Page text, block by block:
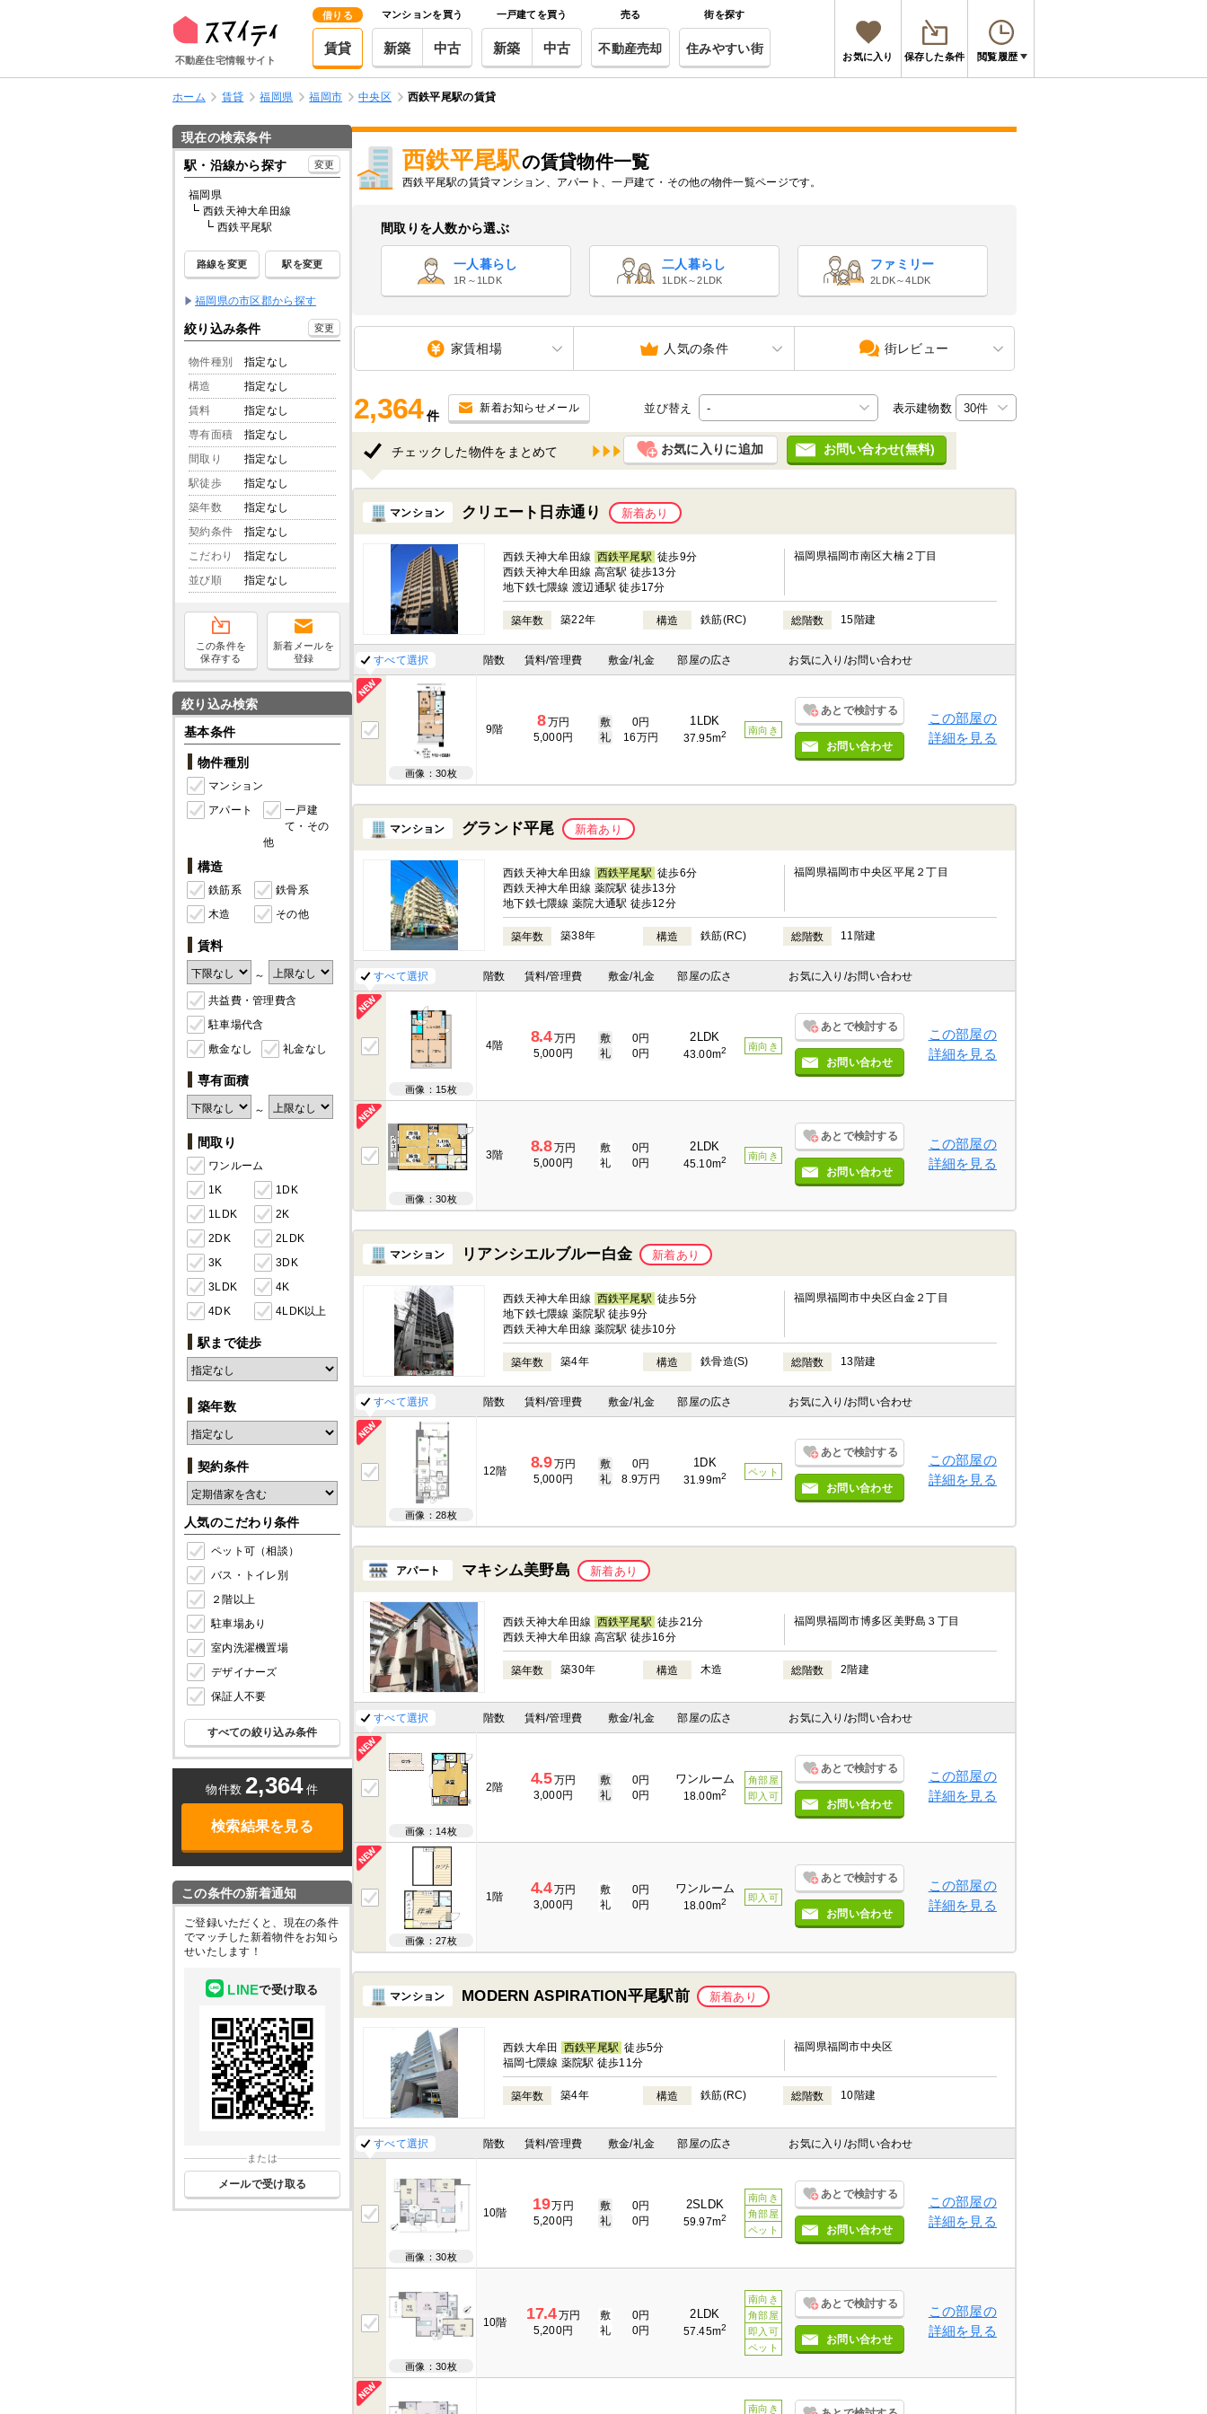
不動産住宅情報サイト
借りる
賃貸
マンションを買う
新築 中古
一戸建てを買う
新築 中古
売る
不動産売却
街を探す
住みやすい街
お気に入り 保存した条件 閲覧履歴
ホーム 賃貸 福岡県 福岡市 中央区 西鉄平尾駅の賃貸
現在の検索条件
駅・沿線から探す
変更
福岡県
西鉄天神大牟田線
西鉄平尾駅
路線を変更 駅を変更
福岡県の市区郡から探す
絞り込み条件 変更
物件種別
指定なし
構造
指定なし
賃料
指定なし
専有面積
指定なし
間取り
指定なし
駅徒歩
指定なし
築年数
指定なし
契約条件
指定なし
こだわり
指定なし
並び順
指定なし
この条件を
保存する
新着メールを
登録
絞り込み検索
基本条件
物件種別
マンション
アパート
一戸建
て・その
他
構造
鉄筋系
鉄骨系
木造
その他
賃料
～
共益費・管理費含
駐車場代含
敷金なし
礼金なし
専有面積
～
間取り
ワンルーム
1K
1DK
1LDK
2K
2DK
2LDK
3K
3DK
3LDK
4K
4DK
4LDK以上
駅まで徒歩
築年数
契約条件
人気のこだわり条件
ペット可（相談）
バス・トイレ別
２階以上
駐車場あり
室内洗濯機置場
デザイナーズ
保証人不要
すべての絞り込み条件
物件数 2,364 件
検索結果を見る
この条件の新着通知
ご登録いただくと、現在の条件
でマッチした新着物件をお知ら
せいたします！
LINEで受け取る
または
メールで受け取る
西鉄平尾駅の賃貸物件一覧
西鉄平尾駅の賃貸マンション、アパート、一戸建て・その他の物件一覧ページです。
間取りを人数から選ぶ
一人暮らし
1R～1LDK
二人暮らし
1LDK～2LDK
ファミリー
2LDK～4LDK
家賃相場 人気の条件 街レビュー
2,364件
新着お知らせメール 表示建物数
並び替え
チェックした物件を お気に入りに追加 お問い合わせ(無料)
マンション クリエート日赤通り 新着あり
西鉄天神大牟田線 西鉄平尾駅 徒歩9分
西鉄天神大牟田線 高宮駅 徒歩13分
地下鉄七隈線 渡辺通駅 徒歩17分
福岡県福岡市南区大楠２丁目
築年数 築22年 構造 鉄筋(RC) 総階数 15階建
すべて選択 階数 賃料/管理費 敷金/礼金 部屋の広さ お気に入り /お問い合わせ
画像：30枚
9階 8万円
5,000円
敷
0円
礼
16万円
1LDK
37.95m2 南向き
あとで検討する
お問い合わせ
この部屋の
詳細を見る
マンション グランド平尾 新着あり
西鉄天神大牟田線 西鉄平尾駅 徒歩6分
西鉄天神大牟田線 薬院駅 徒歩13分
地下鉄七隈線 薬院大通駅 徒歩12分
福岡県福岡市中央区平尾２丁目
築年数 築38年 構造 鉄筋(RC) 総階数 11階建
すべて選択 階数 賃料/管理費 敷金/礼金 部屋の広さ お気に入り /お問い合わせ
画像：15枚
4階 8.4万円
5,000円
敷
0円
礼
0円
2LDK
43.00m2 南向き
あとで検討する
お問い合わせ
この部屋の
詳細を見る
画像：30枚
3階 8.8万円
5,000円
敷
0円
礼
0円
2LDK
45.10m2 南向き
あとで検討する
お問い合わせ
この部屋の
詳細を見る
マンション リアンシエルブルー白金 新着あり
西鉄天神大牟田線 西鉄平尾駅 徒歩5分
地下鉄七隈線 薬院駅 徒歩9分
西鉄天神大牟田線 薬院駅 徒歩10分
福岡県福岡市中央区白金２丁目
築年数 築4年 構造 鉄骨造(S) 総階数 13階建
すべて選択 階数 賃料/管理費 敷金/礼金 部屋の広さ お気に入り /お問い合わせ
画像：28枚
12階 8.9万円
5,000円
敷
0円
礼
8.9万円
1DK
31.99m2 ペット
あとで検討する
お問い合わせ
この部屋の
詳細を見る
アパート マキシム美野島 新着あり
西鉄天神大牟田線 西鉄平尾駅 徒歩21分
西鉄天神大牟田線 高宮駅 徒歩16分
福岡県福岡市博多区美野島３丁目
築年数 築30年 構造 木造 総階数 2階建
すべて選択 階数 賃料/管理費 敷金/礼金 部屋の広さ お気に入り /お問い合わせ
画像：14枚
2階 4.5万円
3,000円
敷
0円
礼
0円
ワンルーム
18.00m2
角部屋
即入可
あとで検討する
お問い合わせ
この部屋の
詳細を見る
画像：27枚
1階 4.4万円
3,000円
敷
0円
礼
0円
ワンルーム
18.00m2 即入可
あとで検討する
お問い合わせ
この部屋の
詳細を見る
マンション MODERN ASPIRATION平尾駅前 新着あり
西鉄大牟田 西鉄平尾駅 徒歩5分
福岡七隈線 薬院駅 徒歩11分
福岡県福岡市中央区
築年数 築4年 構造 鉄筋(RC) 総階数 10階建
すべて選択 階数 賃料/管理費 敷金/礼金 部屋の広さ お気に入り /お問い合わせ
画像：30枚
10階 19万円
5,200円
敷
0円
礼
0円
2SLDK
59.97m2
南向き
角部屋
ペット
あとで検討する
お問い合わせ
この部屋の
詳細を見る
画像：30枚
10階 17.4万円
5,200円
敷
0円
礼
0円
2LDK
57.45m2
南向き
角部屋
即入可
ペット
あとで検討する
お問い合わせ
この部屋の
詳細を見る
南向き